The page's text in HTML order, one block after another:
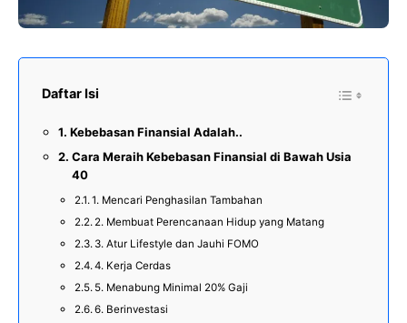
Daftar Isi
Kebebasan Finansial Adalah..
Cara Meraih Kebebasan Finansial di Bawah Usia
40
1. Mencari Penghasilan Tambahan
2. Membuat Perencanaan Hidup yang Matang
3. Atur Lifestyle dan Jauhi FOMO
4. Kerja Cerdas
5. Menabung Minimal 20% Gaji
6. Berinvestasi